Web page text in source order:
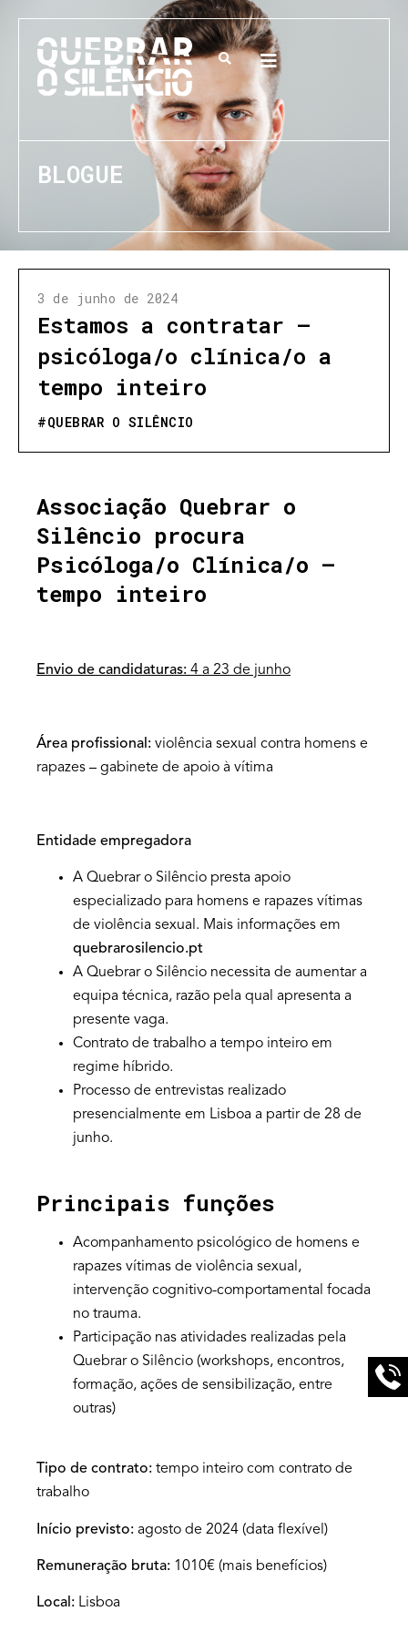
BLOGUE
3 de junho de 2024
Estamos a contratar –
psicóloga/o clínica/o a
tempo inteiro
#QUEBRAR O SILÊNCIO
Associação Quebrar o
Silêncio procura
Psicóloga/o Clínica/o –
tempo inteiro
Envio de candidaturas: 4 a 23 de junho
Área profissional: violência sexual contra homens e
rapazes – gabinete de apoio à vítima
Entidade empregadora
A Quebrar o Silêncio presta apoio
especializado para homens e rapazes vítimas
de violência sexual. Mais informações em
quebrarosilencio.pt
A Quebrar o Silêncio necessita de aumentar a
equipa técnica, razão pela qual apresenta a
presente vaga.
Contrato de trabalho a tempo inteiro em
regime híbrido.
Processo de entrevistas realizado
presencialmente em Lisboa a partir de 28 de
junho.
Principais funções
Acompanhamento psicológico de homens e
rapazes vítimas de violência sexual,
intervenção cognitivo-comportamental focada
no trauma.
Participação nas atividades realizadas pela
Quebrar o Silêncio (workshops, encontros,
formação, ações de sensibilização, entre
outras)
Tipo de contrato: tempo inteiro com contrato de
trabalho
Início previsto: agosto de 2024 (data flexível)
Remuneração bruta: 1010€ (mais benefícios)
Local: Lisboa